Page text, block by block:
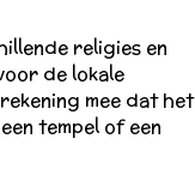
religies en
de lokale
mee dat het
tempel of een